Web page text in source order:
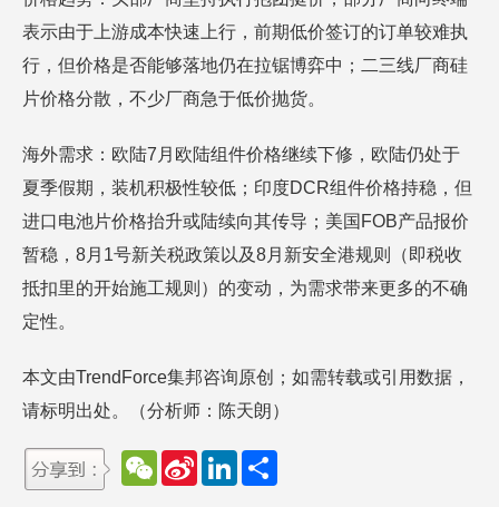
表示由于上游成本快速上行，前期低价签订的订单较难执
行，但价格是否能够落地仍在拉锯博弈中；二三线厂商硅
片价格分散，不少厂商急于低价抛货。
海外需求：欧陆7月欧陆组件价格继续下修，欧陆仍处于
夏季假期，装机积极性较低；印度DCR组件价格持稳，但
进口电池片价格抬升或陆续向其传导；美国FOB产品报价
暂稳，8月1号新关税政策以及8月新安全港规则（即税收
抵扣里的开始施工规则）的变动，为需求带来更多的不确
定性。
本文由TrendForce集邦咨询原创；如需转载或引用数据，
请标明出处。（分析师：陈天朗）
W
e
S
L